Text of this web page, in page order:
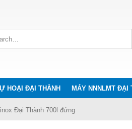
HOẠI ĐẠI THÀNH MÁY NNNLMT ĐẠI
Đại Thành 700l đứng